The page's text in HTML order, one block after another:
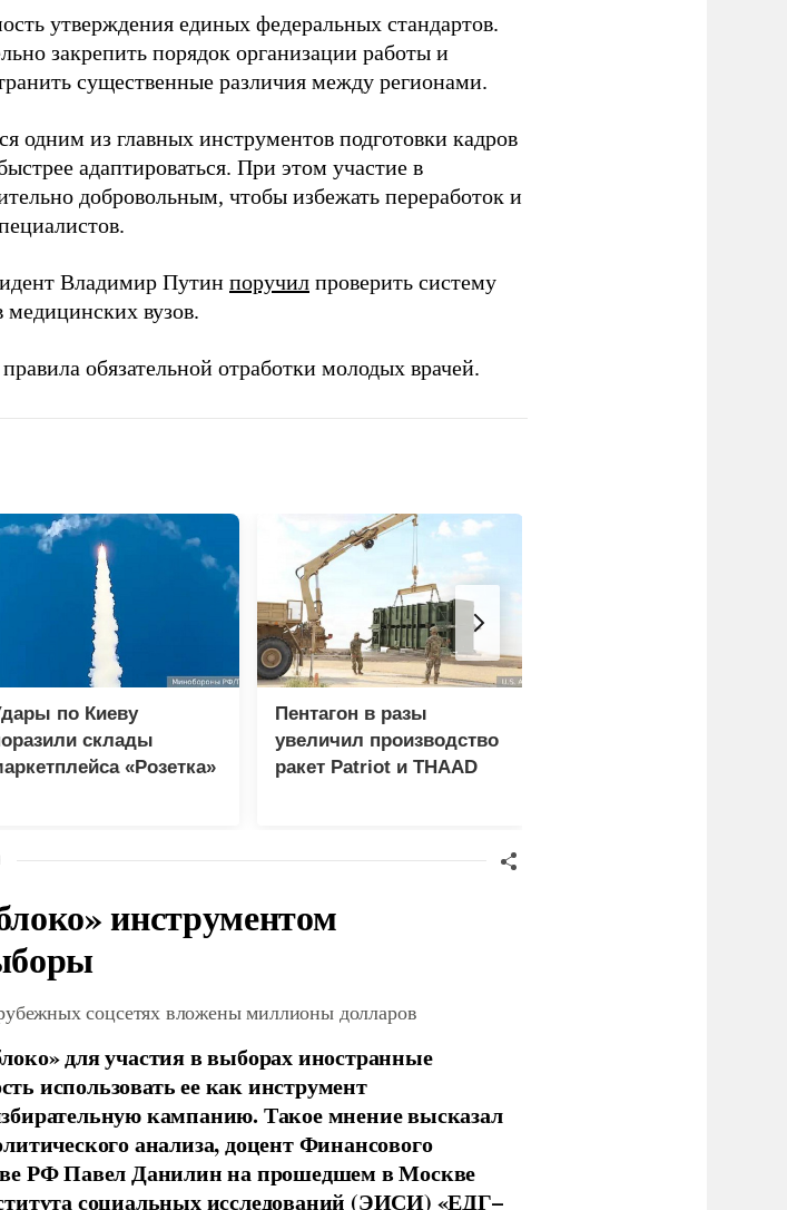
утверждения единых федеральных стандартов.
закрепить порядок организации работы и
существенные различия между регионами.
одним из главных инструментов подготовки кадров
адаптироваться. При этом участие в
добровольным, чтобы избежать переработок и
Владимир Путин поручил проверить систему
медицинских вузов.
правила обязательной отработки молодых врачей.
по Киеву
склады
«Розетка»
Пентагон в разы
увеличил производство
ракет Patriot и THAAD
инструментом
соцсетях вложены миллионы долларов
для участия в выборах иностранные
использовать ее как инструмент
кампанию. Такое мнение высказал
анализа, доцент Финансового
РФ Павел Данилин на прошедшем в Москве
социальных исследований (ЭИСИ) «ЕДГ–